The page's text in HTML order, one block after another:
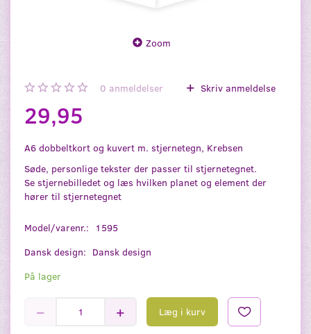
Zoom
0 anmeldelser Skriv anmeldelse
29,95
A6 dobbeltkort og kuvert m. stjernetegn, Krebsen
Søde, personlige tekster der passer til stjernetegnet.
Se stjernebilledet og læs hvilken planet og element der
hører til stjernetegnet
Model/varenr.:
1595
Dansk design: Dansk design
På lager
Læg i kurv